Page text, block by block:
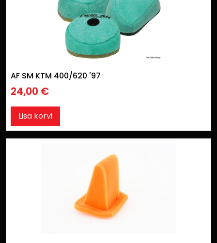
AF SM KTM 400/620 '97
24,00 €
Lisa korvi